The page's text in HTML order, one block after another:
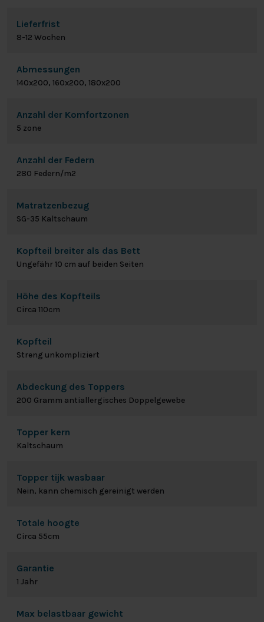
Lieferfrist
8-12 Wochen
Abmessungen
140x200, 160x200, 180x200
Anzahl der Komfortzonen
5 zone
Anzahl der Federn
280 Federn/m2
Matratzenbezug
SG-35 Kaltschaum
Kopfteil breiter als das Bett
Ungefähr 10 cm auf beiden Seiten
Höhe des Kopfteils
Circa 110cm
Kopfteil
Streng unkompliziert
Abdeckung des Toppers
200 Gramm antiallergisches Doppelgewebe
Topper kern
Kaltschaum
Topper tijk wasbaar
Nein, kann chemisch gereinigt werden
Totale hoogte
Circa 55cm
Garantie
1 Jahr
Max belastbaar gewicht